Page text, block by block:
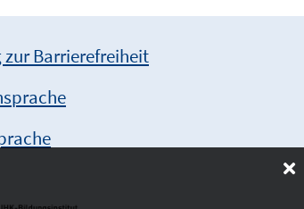
zur Barrierefreiheit